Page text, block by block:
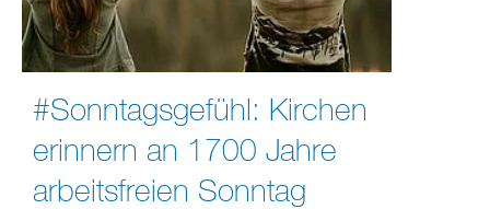
#Sonntagsgefühl: Kirchen
erinnern an 1700 Jahre
arbeitsfreien Sonntag